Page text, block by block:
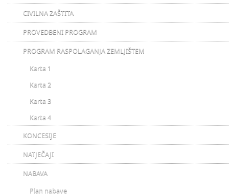
CIVILNA ZAŠTITA
PROVEDBENI PROGRAM
PROGRAM RASPOLAGANJA ZEMLJIŠTEM
Karta 1
Karta 2
Karta 3
Karta 4
KONCESIJE
NATJEČAJI
NABAVA
Plan nabave